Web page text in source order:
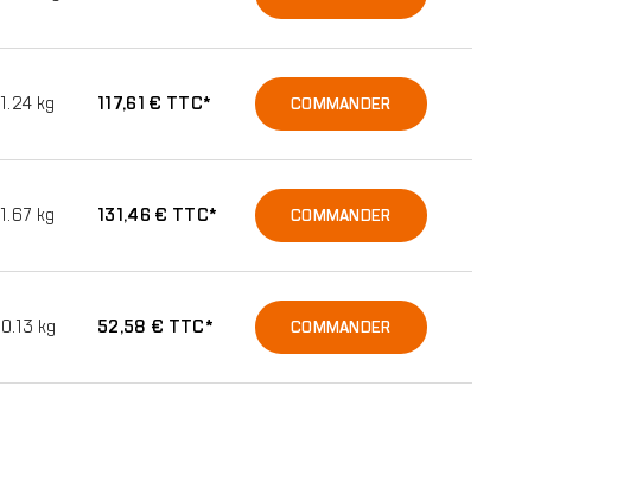
1.24 kg 117,61 € TTC* COMMANDER
1.67 kg 131,46 € TTC* COMMANDER
0.13 kg 52,58 € TTC* COMMANDER